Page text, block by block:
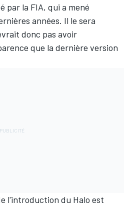
par la FIA, qui a mené
années. Il le sera
donc pas avoir
que la dernière version
l'introduction du Halo est